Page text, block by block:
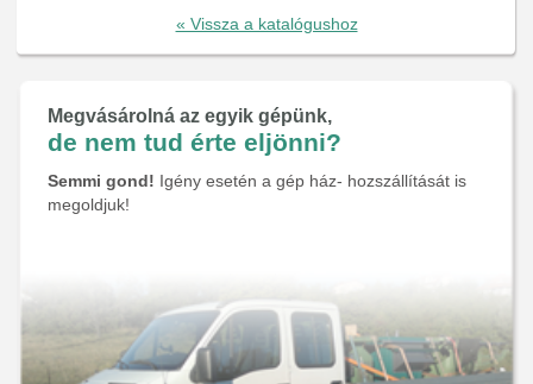
« Vissza a katalógushoz
Megvásárolná az egyik gépünk,
de nem tud érte eljönni?
Semmi gond! Igény esetén a gép ház- hozszállítását is
megoldjuk!